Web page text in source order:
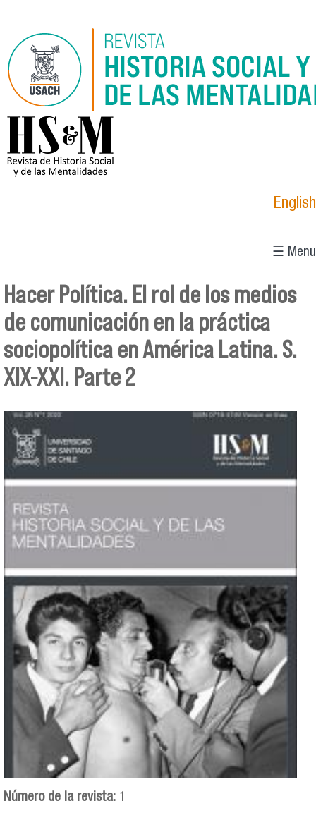
logo_hsm_2021.png
English
☰ Menu
Se encuentra usted aquí
Hacer Política. El rol de los medios
de comunicación en la práctica
sociopolítica en América Latina. S.
XIX-XXI. Parte 2
Número de la revista: 1